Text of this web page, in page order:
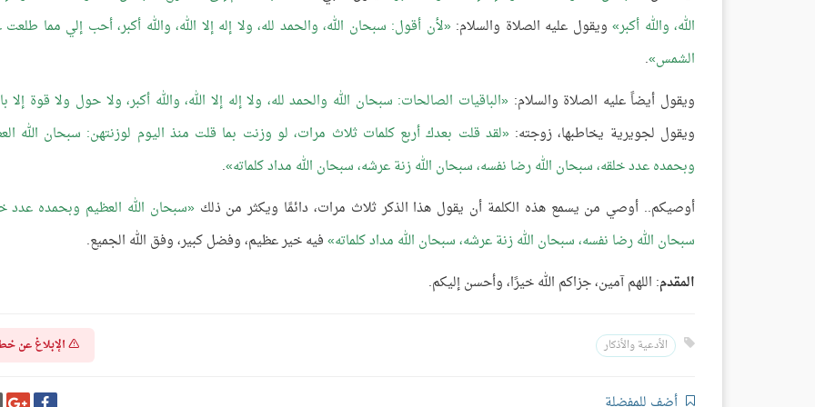
الله، والله أكبر ويقول عليه الصلاة والسلام: لأن أقول: سبحان الله، والحمد لله، ولا إله إلا الله، والله أكبر، أحب إلي مما طلعت
الشمس .
ويقول أيضاً عليه الصلاة والسلام: الباقيات الصالحات: سبحان الله والحمد لله، ولا إله إلا الله، والله أكبر، ولا حول ولا قوة إلا
ويقول لجويرية يخاطبها، زوجته: لقد قلت بعدك أربع كلمات ثلاث مرات، لو وزنت بما قلت منذ اليوم لوزنتهن: سبحان الله
وبحمده عدد خلقه، سبحان الله رضا نفسه، سبحان الله زنة عرشه، سبحان الله مداد كلماته .
أوصيكم.. أوصي من يسمع هذه الكلمة أن يقول هذا الذكر ثلاث مرات، دائمًا ويكثر من ذلك سبحان الله العظيم وبحمده عدد
سبحان الله رضا نفسه، سبحان الله زنة عرشه، سبحان الله مداد كلماته فيه خير عظيم، وفضل كبير، وفق الله الجميع.
المقدم: اللهم آمين، جزاكم الله خيرًا، وأحسن إليكم.
الأدعية والأذكار الإبلاغ عن
شارك